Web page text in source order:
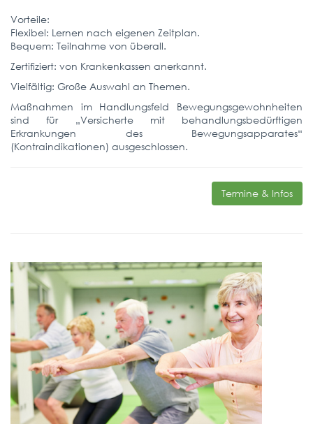
Vorteile:
Flexibel: Lernen nach eigenen Zeitplan.
Bequem: Teilnahme von überall.
Zertifiziert: von Krankenkassen anerkannt.
Vielfältig: Große Auswahl an Themen.
Maßnahmen im Handlungsfeld Bewegungsgewohnheiten
sind für „Versicherte mit behandlungsbedürftigen
Erkrankungen des Bewegungsapparates“
(Kontraindikationen) ausgeschlossen.
Termine & Infos